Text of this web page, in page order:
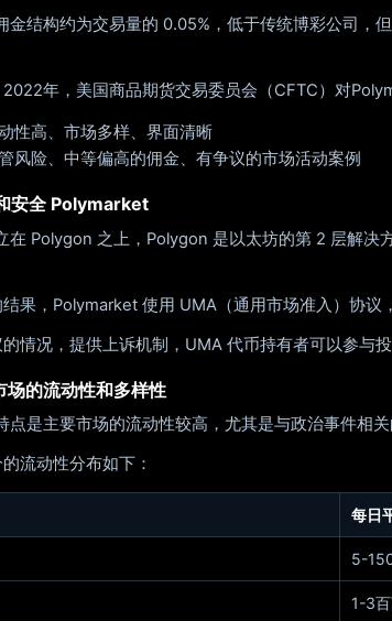
金结构约为交易量的 0.05%，低于传统博彩公司，
年，美国商品期货交易委员会（CFTC）对
性高、市场多样、界面清晰
风险、中等偏高的佣金、有争议的市场活动案例
安全 Polymarket
在 Polygon 之上，Polygon 是以太坊的第 2 层解
果，Polymarket 使用 UMA（通用市场准入）协
情况，提供上诉机制，UMA 代币持有者可以参与
的流动性和多样性
点是主要市场的流动性较高，尤其是与政治事件相
流动性分布如下：
每日
5-
1-3